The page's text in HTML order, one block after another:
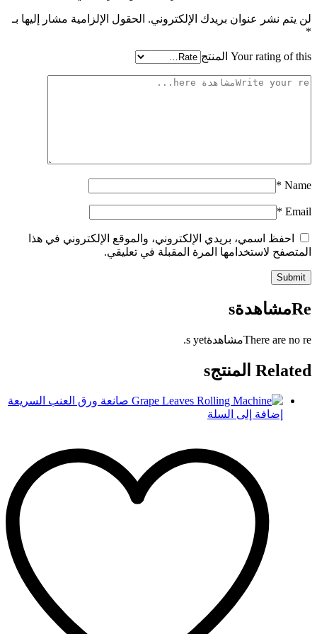
لن يتم نشر عنوان بريدك الإلكتروني. الحقول الإلزامية مشار إليها بـ
*
Your rating of this المنتج
Name
*
Email
*
احفظ اسمي، بريدي الإلكتروني، والموقع الإلكتروني في هذا
المتصفح لاستخدامها المرة المقبلة في تعليقي.
Reمشاهدةs
There are no reمشاهدةs yet.
Related المنتجs
إضافة إلى السلة